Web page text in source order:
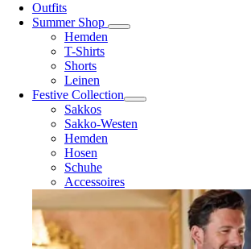
Outfits
Summer Shop
Hemden
T-Shirts
Shorts
Leinen
Festive Collection
Sakkos
Sakko-Westen
Hemden
Hosen
Schuhe
Accessoires